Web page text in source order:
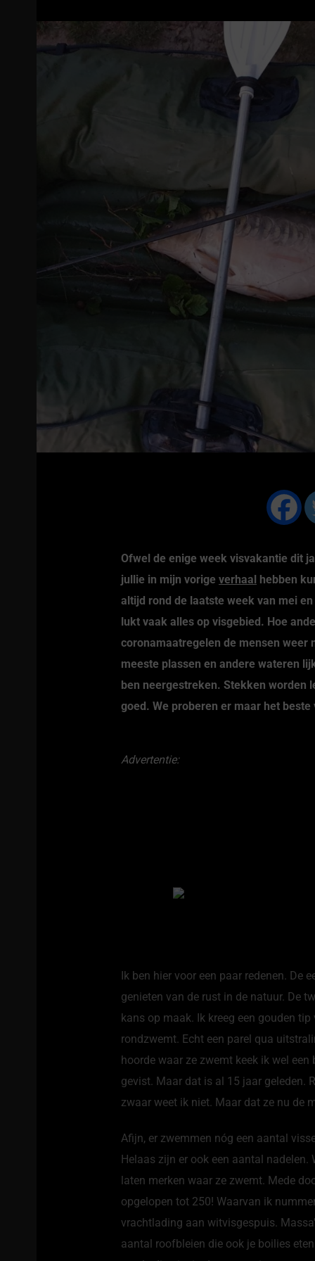
Ofwel de enige week visvakantie dit
jullie in mijn vorige verhaal hebben
altijd rond de laatste week van mei
lukt vaak alles op visgebied. Hoe
coronamaatregelen de mensen weer
meeste plassen en andere wateren
ben neergestreken. Stekken worden
goed. We proberen er maar het
Advertentie:
Ik ben hier voor een paar redenen. De
genieten van de rust in de natuur. De
kans op maak. Ik kreeg een gouden
rondzwemt. Echt een parel qua
hoorde waar ze zwemt keek ik wel
gevist. Maar dat is al 15 jaar geleden.
zwaar weet ik niet. Maar dat ze nu de
Afijn, er zwemmen nóg een aantal
Helaas zijn er ook een aantal
laten merken waar ze zwemt. Mede
opgelopen tot 250! Waarvan ik
vrachtlading aan witvisgespuis.
aantal roofbleien die ook je boilies
Shirt ‘Stekkenpezer’ olive
Shirt ‘BreamKing’